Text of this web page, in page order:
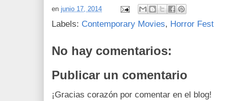
en junio 17, 2014
Labels: Contemporary Movies, Horror Fest
No hay comentarios:
Publicar un comentario
¡Gracias corazón por comentar en el blog!